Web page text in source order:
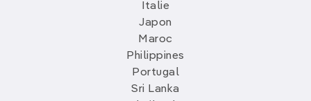
Italie
Japon
Maroc
Philippines
Portugal
Sri Lanka